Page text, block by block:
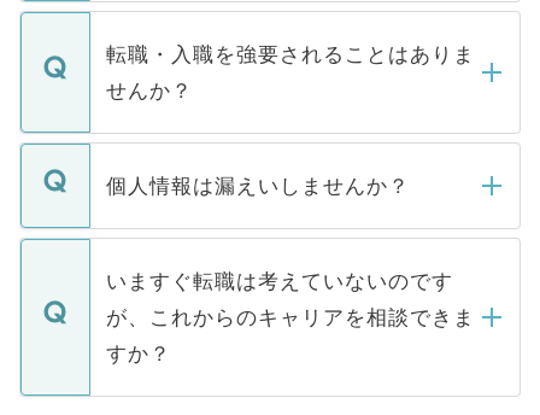
ます。通常、5営業日以内にはご連絡をせて
いただきますので、しばらくお待ちくださ
マイナビDOCTORで取り扱っている求人の
うち約3割は、Webサイトからご覧いただ
けない「非公開求人」です。非公開求人は
下記の理由によって、一般には公開してい
ません。
■応募殺到を避けるため 人気のある医療機
関を公にしてしまうと、応募が殺到する場
に、医療機関が求める条件に合った人材の
みを人材紹介会社に依頼するケースが増え
ています。
転職・入職を強要されることはありま
せんか？
転職・入職を強要することは一切ありませ
ん。また、仮に応募先から内定をいただい
定を承諾する必要はありません。内定先へ
の辞退の連絡はキャリアパートナーが行い
個人情報は漏えいしませんか？
個人情報が漏えいすることはありませんの
で、ご安心ください。当サイトからの登録
などで収集したご登録者様の個人情報は、
ご本人のキャリアアップおよび転職活動の
支援を目的に使用いたします。お預かりし
ているすべての個人データはご本人の許可
いますぐ転職は考えていないのです
が、これからのキャリアを相談できま
すか？